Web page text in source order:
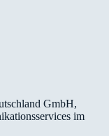
GmbH,
im